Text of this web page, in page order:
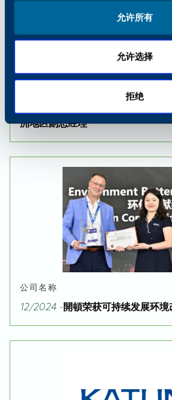
允许所有
允许选择
拒绝
Elie Choukroun 被任命
洲地区副总经理
公司名称
12/2024 -開頓荣获可持续发展环境